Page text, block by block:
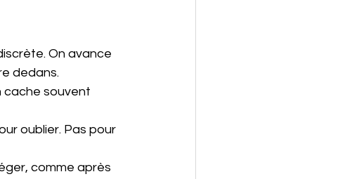
On avance
dedans.
cache souvent
oublier. Pas pour
comme après